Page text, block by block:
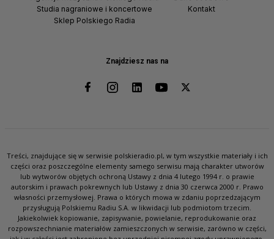
Znajdziesz nas na
Studia nagraniowe i koncertowe
Sklep Polskiego Radia
Kontakt
Treści, znajdujące się w serwisie polskieradio.pl, w tym wszystkie materiały i ich
części oraz poszczególne elementy samego serwisu mają charakter utworów
lub wytworów objętych ochroną Ustawy z dnia 4 lutego 1994 r. o prawie
autorskim i prawach pokrewnych lub Ustawy z dnia 30 czerwca 2000 r. Prawo
własności przemysłowej. Prawa o których mowa w zdaniu poprzedzającym
przysługują Polskiemu Radiu S.A. w likwidacji lub podmiotom trzecim.
Jakiekolwiek kopiowanie, zapisywanie, powielanie, reprodukowanie oraz
rozpowszechnianie materiałów zamieszczonych w serwisie, zarówno w części,